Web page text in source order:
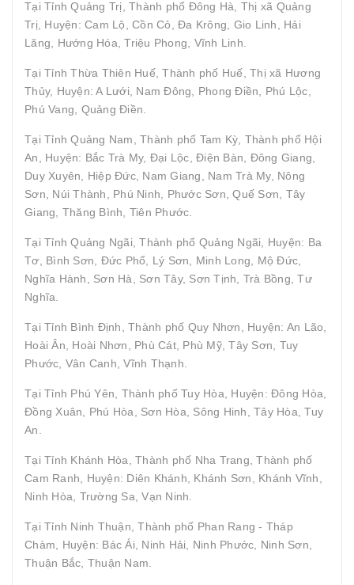
Tại Tỉnh Quảng Trị, Thành phố Đông Hà, Thị xã Quảng
Trị, Huyện: Cam Lộ, Cồn Cỏ, Đa Krông, Gio Linh, Hải
Lăng, Hướng Hóa, Triệu Phong, Vĩnh Linh.
Tại Tỉnh Thừa Thiên Huế, Thành phố Huế, Thị xã Hương
Thủy, Huyện: A Lưới, Nam Đông, Phong Điền, Phú Lộc,
Phú Vang, Quảng Điền.
Tại Tỉnh Quảng Nam, Thành phố Tam Kỳ, Thành phố Hội
An, Huyện: Bắc Trà My, Đại Lộc, Điện Bàn, Đông Giang,
Duy Xuyên, Hiệp Đức, Nam Giang, Nam Trà My, Nông
Sơn, Núi Thành, Phú Ninh, Phước Sơn, Quế Sơn, Tây
Giang, Thăng Bình, Tiên Phước.
Tại Tỉnh Quảng Ngãi, Thành phố Quảng Ngãi, Huyện: Ba
Tơ, Bình Sơn, Đức Phổ, Lý Sơn, Minh Long, Mộ Đức,
Nghĩa Hành, Sơn Hà, Sơn Tây, Sơn Tịnh, Trà Bồng, Tư
Nghĩa.
Tại Tỉnh Bình Định, Thành phố Quy Nhơn, Huyện: An Lão,
Hoài Ân, Hoài Nhơn, Phù Cát, Phù Mỹ, Tây Sơn, Tuy
Phước, Vân Canh, Vĩnh Thạnh.
Tại Tỉnh Phú Yên, Thành phố Tuy Hòa, Huyện: Đông Hòa,
Đồng Xuân, Phú Hòa, Sơn Hòa, Sông Hinh, Tây Hòa, Tuy
An.
Tại Tỉnh Khánh Hòa, Thành phố Nha Trang, Thành phố
Cam Ranh, Huyện: Diên Khánh, Khánh Sơn, Khánh Vĩnh,
Ninh Hòa, Trường Sa, Vạn Ninh.
Tại Tỉnh Ninh Thuận, Thành phố Phan Rang - Tháp
Chàm, Huyện: Bác Ái, Ninh Hải, Ninh Phước, Ninh Sơn,
Thuận Bắc, Thuận Nam.